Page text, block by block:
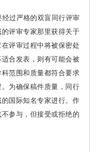
过严格的双盲同行评审
评审专家那里获得关于
评审过程中将被保密处
合发表，则有可能会被
范围和质量都符合要求
为确保稿件质量，同行
国际知名专家进行。作
参与，但接受或拒绝的